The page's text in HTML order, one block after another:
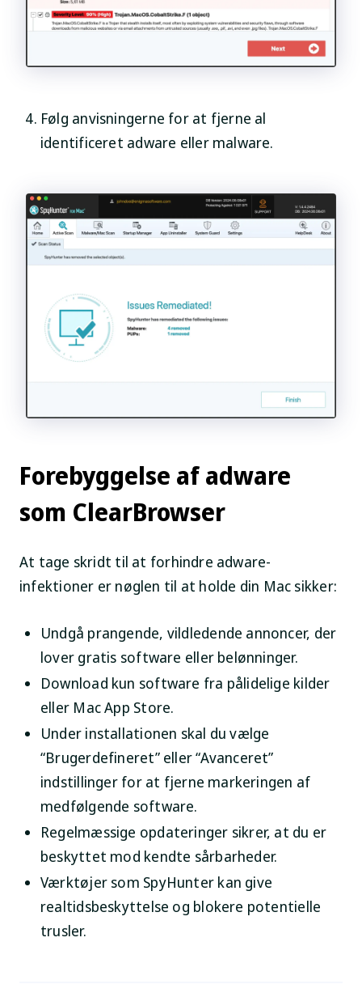
Følg anvisningerne for at fjerne al
identificeret adware eller malware.
Forebyggelse af adware
som ClearBrowser
At tage skridt til at forhindre adware-
infektioner er nøglen til at holde din Mac sikker:
Undgå prangende, vildledende annoncer, der
lover gratis software eller belønninger.
Download kun software fra pålidelige kilder
eller Mac App Store.
Under installationen skal du vælge
“Brugerdefineret” eller “Avanceret”
indstillinger for at fjerne markeringen af
medfølgende software.
Regelmæssige opdateringer sikrer, at du er
beskyttet mod kendte sårbarheder.
Værktøjer som SpyHunter kan give
realtidsbeskyttelse og blokere potentielle
trusler.